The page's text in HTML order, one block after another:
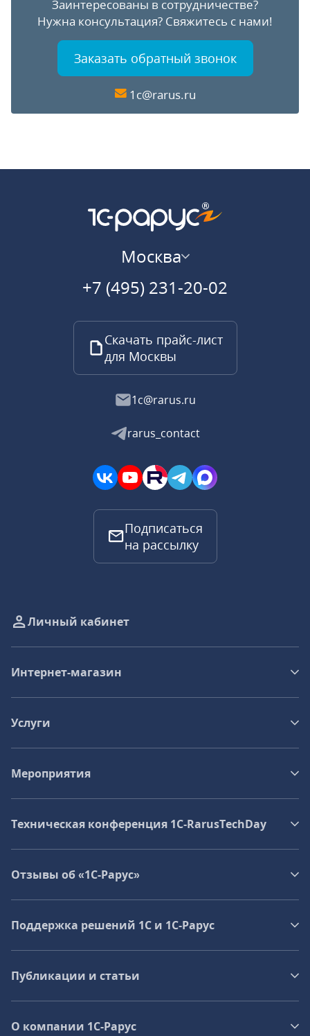
Заинтересованы в сотрудничестве?
Нужна консультация? Свяжитесь с нами!
Заказать обратный звонок
1c@rarus.ru
Москва
+7 (495) 231-20-02
Скачать прайс-лист
для Москвы
1c@rarus.ru
rarus_contact
Подписаться
на рассылку
Личный кабинет
Интернет-магазин
Услуги
Мероприятия
Техническая конференция 1C‑RarusTechDay
Отзывы об «1С-Рарус»
Поддержка решений 1С и 1С‑Рарус
Публикации и статьи
О компании 1C-Рарус